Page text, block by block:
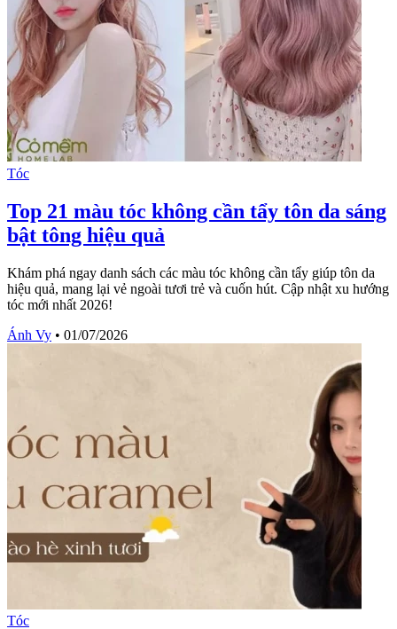
Tóc
Top 21 màu tóc không cần tẩy tôn da sáng
bật tông hiệu quả
Khám phá ngay danh sách các màu tóc không cần tẩy giúp tôn da
hiệu quả, mang lại vẻ ngoài tươi trẻ và cuốn hút. Cập nhật xu hướng
tóc mới nhất 2026!
Ánh Vy • 01/07/2026
Tóc